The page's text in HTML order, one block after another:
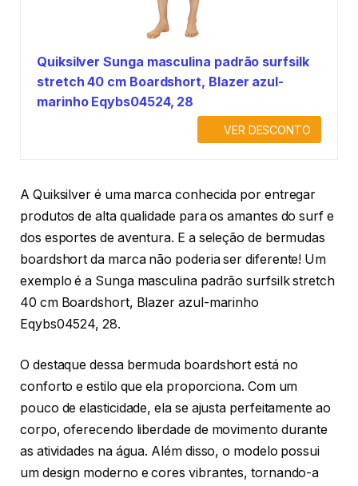
Quiksilver Sunga masculina padrão surfsilk
stretch 40 cm Boardshort, Blazer azul-
marinho Eqybs04524, 28
VER DESCONTO
A Quiksilver é uma marca conhecida por entregar
produtos de alta qualidade para os amantes do surf e
dos esportes de aventura. E a seleção de bermudas
boardshort da marca não poderia ser diferente! Um
exemplo é a Sunga masculina padrão surfsilk stretch
40 cm Boardshort, Blazer azul-marinho
Eqybs04524, 28.
O destaque dessa bermuda boardshort está no
conforto e estilo que ela proporciona. Com um
pouco de elasticidade, ela se ajusta perfeitamente ao
corpo, oferecendo liberdade de movimento durante
as atividades na água. Além disso, o modelo possui
um design moderno e cores vibrantes, tornando-a